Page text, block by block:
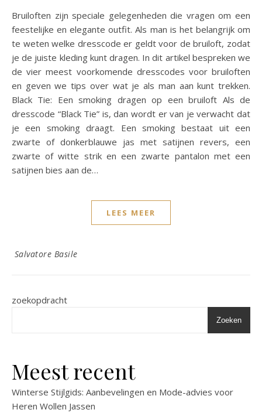
Bruiloften zijn speciale gelegenheden die vragen om een
feestelijke en elegante outfit. Als man is het belangrijk om
te weten welke dresscode er geldt voor de bruiloft, zodat
je de juiste kleding kunt dragen. In dit artikel bespreken we
de vier meest voorkomende dresscodes voor bruiloften
en geven we tips over wat je als man aan kunt trekken.
Black Tie: Een smoking dragen op een bruiloft Als de
dresscode “Black Tie” is, dan wordt er van je verwacht dat
je een smoking draagt. Een smoking bestaat uit een
zwarte of donkerblauwe jas met satijnen revers, een
zwarte of witte strik en een zwarte pantalon met een
satijnen bies aan de…
LEES MEER
Salvatore Basile
zoekopdracht
Zoeken
Meest recent
Winterse Stijlgids: Aanbevelingen en Mode-advies voor
Heren Wollen Jassen